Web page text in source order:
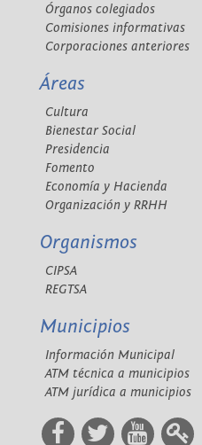
Órganos colegiados
Comisiones informativas
Corporaciones anteriores
Áreas
Cultura
Bienestar Social
Presidencia
Fomento
Economía y Hacienda
Organización y RRHH
Organismos
CIPSA
REGTSA
Municipios
Información Municipal
ATM técnica a municipios
ATM jurídica a municipios